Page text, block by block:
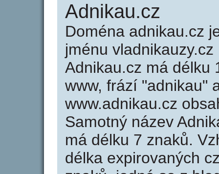
Adnikau.cz
Doména adnikau.cz
jménu
Adnikau.cz má délku
www, frází "adnikau"
www.adnikau.cz
Samotný název
má délku 7 znaků.
délka expirovaných